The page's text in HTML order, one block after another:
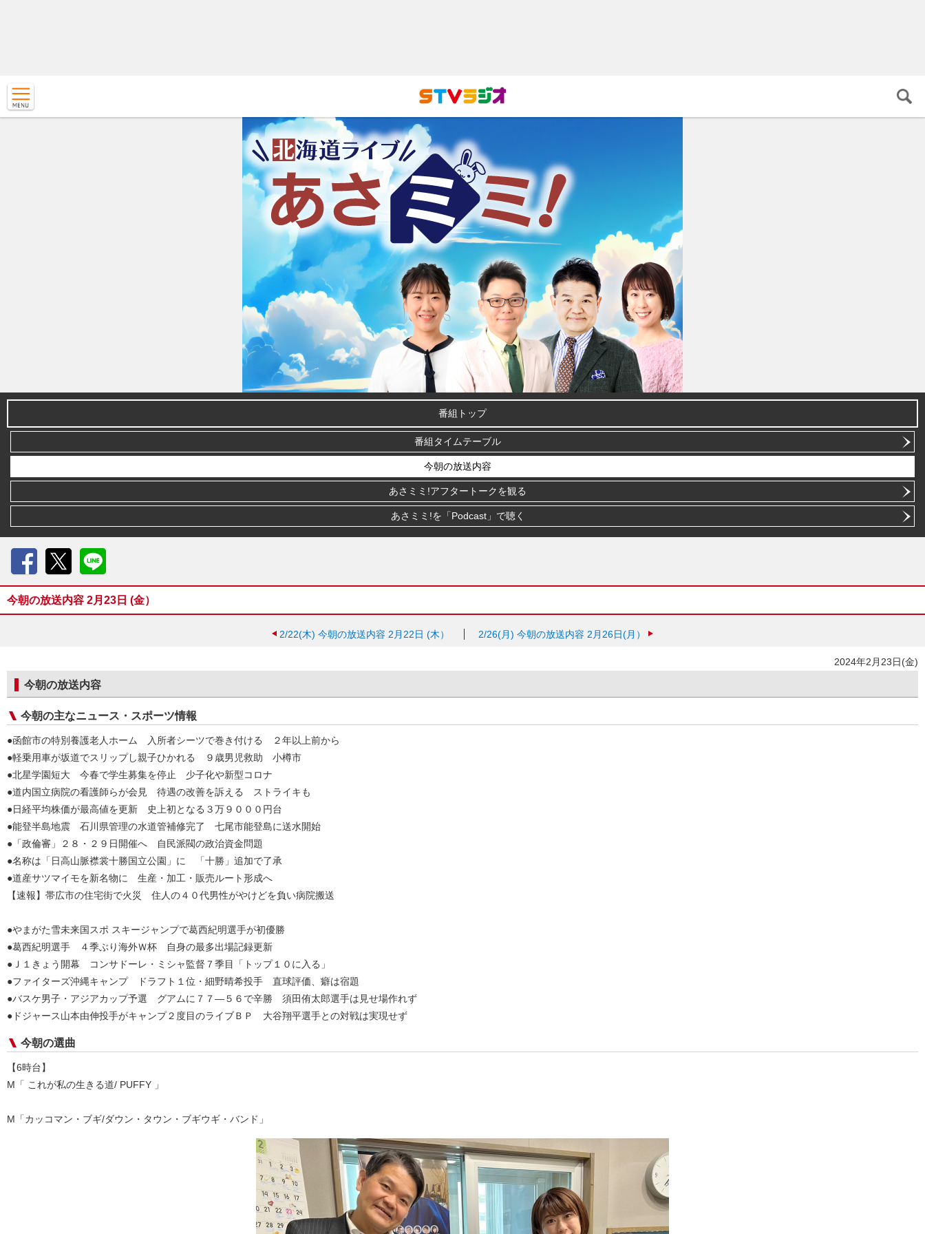
番組トップ
番組タイムテーブル
今朝の放送内容
あさミミ!アフタートークを観る
あさミミ!を「Podcast」で聴く
今朝の放送内容 2月23日 (金）
2/22(木) 今朝の放送内容 2月22日 (木） 2/26(月) 今朝の放送内容 2月26日(月）
2024年2月23日(金)
今朝の放送内容
今朝の主なニュース・スポーツ情報
●函館市の特別養護老人ホーム 入所者シーツで巻き付ける ２年以上前から
●軽乗用車が坂道でスリップし親子ひかれる ９歳男児救助 小樽市
●北星学園短大 今春で学生募集を停止 少子化や新型コロナ
●道内国立病院の看護師らが会見 待遇の改善を訴える ストライキも
●日経平均株価が最高値を更新 史上初となる３万９０００円台
●能登半島地震 石川県管理の水道管補修完了 七尾市能登島に送水開始
●「政倫審」２８・２９日開催へ 自民派閥の政治資金問題
●名称は「日高山脈襟裳十勝国立公園」に 「十勝」追加で了承
●道産サツマイモを新名物に 生産・加工・販売ルート形成へ
【速報】帯広市の住宅街で火災 住人の４０代男性がやけどを負い病院搬送
●やまがた雪未来国スポ スキージャンプで葛西紀明選手が初優勝
●葛西紀明選手 ４季ぶり海外Ｗ杯 自身の最多出場記録更新
●Ｊ１きょう開幕 コンサドーレ・ミシャ監督７季目「トップ１０に入る」
●ファイターズ沖縄キャンプ ドラフト１位・細野晴希投手 直球評価、癖は宿題
●バスケ男子・アジアカップ予選 グアムに７７—５６で辛勝 須田侑太郎選手は見せ場作れず
●ドジャース山本由伸投手がキャンプ２度目のライブＢＰ 大谷翔平選手との対戦は実現せず
今朝の選曲
【6時台】
M「 これが私の生きる道/ PUFFY 」
M「カッコマン・ブギ/ダウン・タウン・ブギウギ・バンド」